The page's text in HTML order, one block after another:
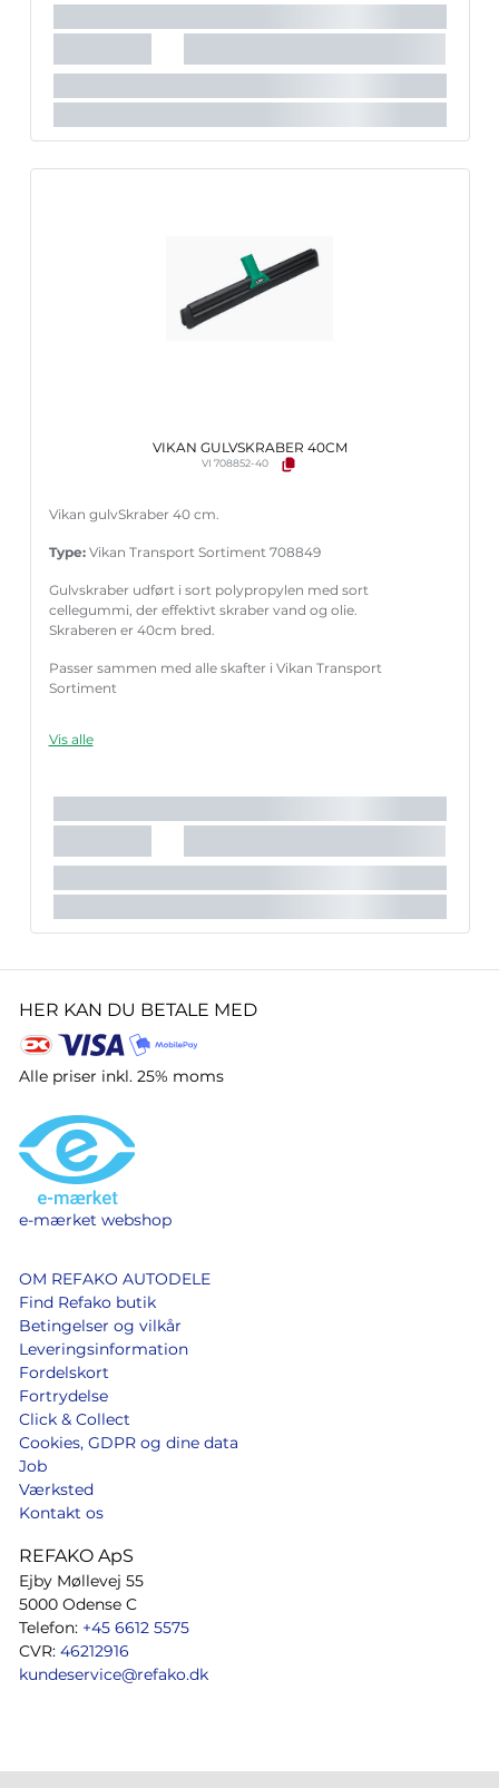
VIKAN GULVSKRABER 40CM
VI 708852-40
Vikan gulvSkraber 40 cm.
Type:Vikan Transport Sortiment 708849
Gulvskraber udført i sort polypropylen med sort
cellegummi, der effektivt skraber vand og olie.
Skraberen er 40cm bred.
Passer sammen med alle skafter i Vikan Transport
Sortiment
Vis alle
HER KAN DU BETALE MED
Alle priser inkl. 25% moms
e-mærket webshop
OM REFAKO AUTODELE
Find Refako butik
Betingelser og vilkår
Leveringsinformation
Fordelskort
Fortrydelse
Click & Collect
Cookies, GDPR og dine data
Job
Værksted
Kontakt os
REFAKO ApS
Ejby Møllevej 55
5000 Odense C
Telefon: +45 6612 5575
CVR: 46212916
kundeservice@refako.dk